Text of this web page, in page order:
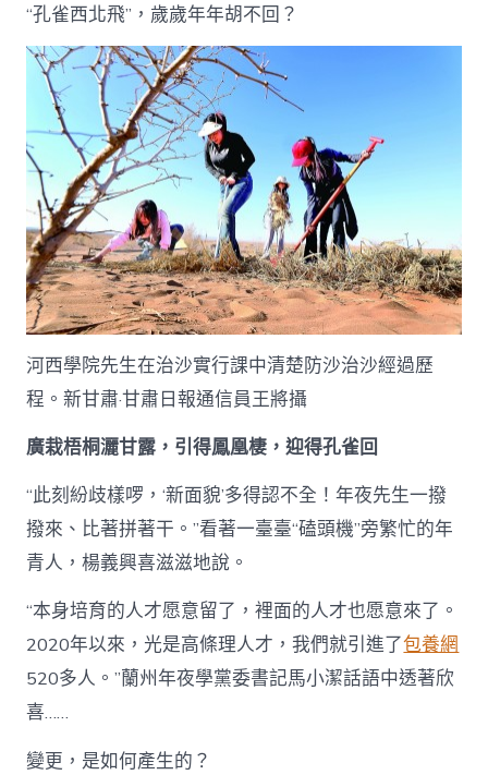
“孔雀西北飛”，歲歲年年胡不回？
河西學院先生在治沙實行課中清楚防沙治沙經過歷
程。新甘肅·甘肅日報通信員王將攝
廣栽梧桐灑甘露，引得鳳凰棲，迎得孔雀回
“此刻紛歧樣啰，‘新面貌’多得認不全！年夜先生一撥
撥來、比著拼著干。”看著一臺臺“磕頭機”旁繁忙的年
青人，楊義興喜滋滋地說。
“本身培育的人才愿意留了，裡面的人才也愿意來了。
2020年以來，光是高條理人才，我們就引進了包養網
520多人。”蘭州年夜學黨委書記馬小潔話語中透著欣
喜……
變更，是如何產生的？